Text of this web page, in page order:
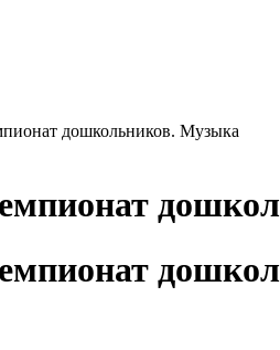
дошкольников. Музыка